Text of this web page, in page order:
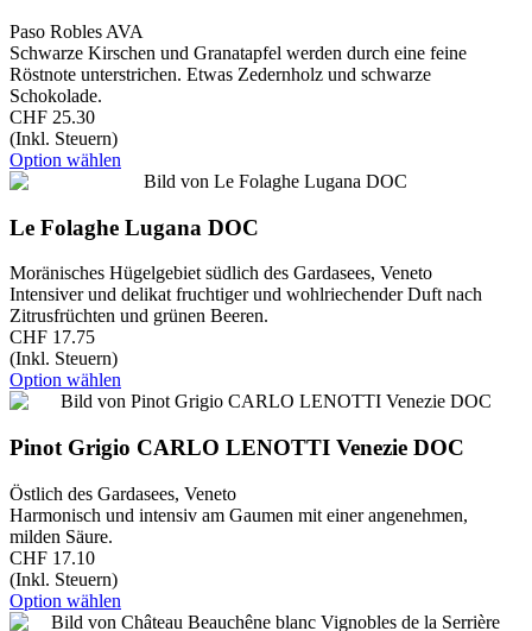
Paso Robles AVA
Schwarze Kirschen und Granatapfel werden durch eine feine
Röstnote unterstrichen. Etwas Zedernholz und schwarze
Schokolade.
CHF 25.30
(Inkl. Steuern)
Option wählen
Le Folaghe Lugana DOC
Moränisches Hügelgebiet südlich des Gardasees, Veneto
Intensiver und delikat fruchtiger und wohlriechender Duft nach
Zitrusfrüchten und grünen Beeren.
CHF 17.75
(Inkl. Steuern)
Option wählen
Pinot Grigio CARLO LENOTTI Venezie DOC
Östlich des Gardasees, Veneto
Harmonisch und intensiv am Gaumen mit einer angenehmen,
milden Säure.
CHF 17.10
(Inkl. Steuern)
Option wählen